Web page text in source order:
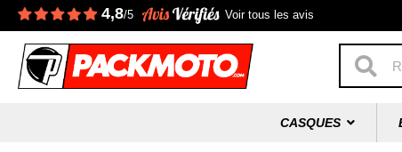
4,8/5 Voir tous les avis
CASQUES